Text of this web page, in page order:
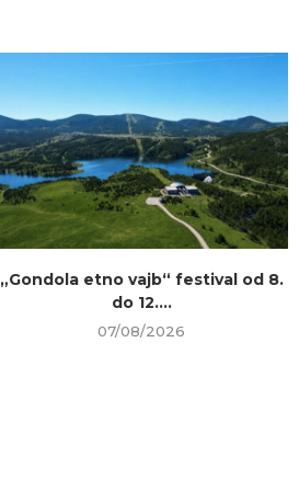
„Gondola etno vajb“ festival od 8.
do 12....
07/08/2026